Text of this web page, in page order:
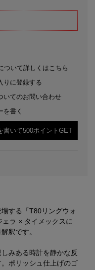
ついて詳しくはこちら
りに登録する
いてのお問い合わせ
を書く
書いて500ポイントGET
する「T80リングウォ
ラ × タイメックスに
釈です。
みある時計を静かな反
ポリッシュ仕上げのゴ